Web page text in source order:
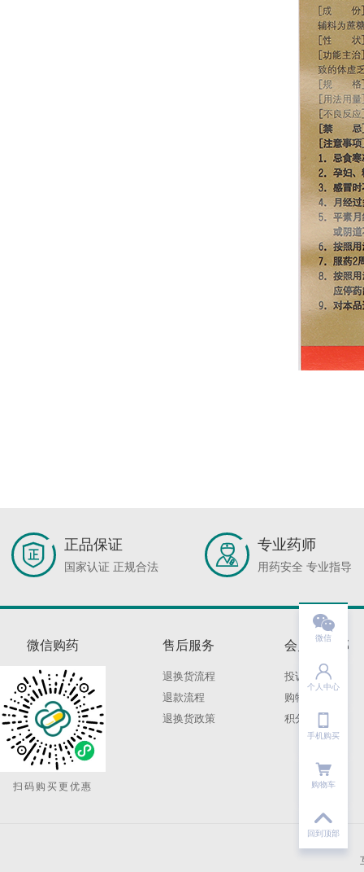
正品保证
国家认证 正规合法
专业药师
用药安全 专业指导
微信购药
扫码购买更优惠
售后服务
退换货流程
退款流程
退换货政策
会员俱乐部
投诉建议
购物保障
积分规则

微信

个人中心

手机购买
购物车

回到顶部